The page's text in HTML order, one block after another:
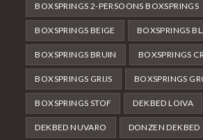
BOXSPRINGS 2-PERSOONS BOXSPRINGS
BOXSPRINGS BEIGE BOXSPRINGS
BOXSPRINGS BRUIN BOXSPRINGS
BOXSPRINGS GRIJS BOXSPRINGS
BOXSPRINGS STOF DEKBED LOIVA
DEKBED NUVARO DONZEN DEKBED